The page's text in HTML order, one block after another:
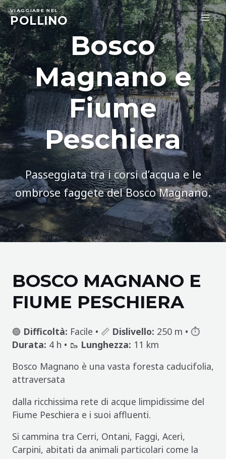
Skip
to
content
VIAGGIARE NEL
POLLINO
Bosco
Magnano e
Fiume
Peschiera
Passeggiata tra i corsi d’acqua e le
ombrose faggete del Bosco Magnano.
BOSCO MAGNANO E
FIUME PESCHIERA
🟢 Difficoltà: Facile • 📏 Dislivello: 250 m • ⏱️
Durata: 4 h • 🥾 Lunghezza: 11 km
Bosco Magnano è una vasta foresta caducifolia,
attraversata
dalla ricchissima rete di acque limpidissime del
Fiume Peschiera e i suoi affluenti.
Si cammina tra Cerri, Ontani, Faggi, Aceri,
Carpini, abitati da animali particolari come la